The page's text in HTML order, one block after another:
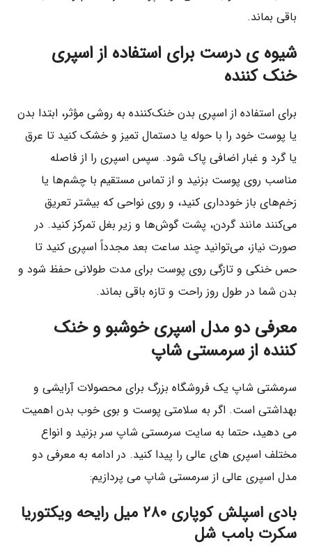
باقی بماند.
شیوه ی درست برای استفاده از اسپری
خنک کننده
برای استفاده از اسپری بدن خنک‌کننده به روشی مؤثر، ابتدا بدن
یا پوست خود را با حوله یا دستمال تمیز و خشک کنید تا عرق
یا گرد و غبار اضافی پاک شود. سپس اسپری را از فاصله
مناسب روی پوست بزنید و از تماس مستقیم با چشم‌ها یا
زخم‌های باز خودداری کنید، و روی نواحی که بیشتر تعریق
می‌کنند مانند گردن، پشت گوش‌ها و زیر بغل تمرکز کنید. در
صورت نیاز، می‌توانید چند ساعت بعد مجدداً اسپری کنید تا
حس خنکی و تازگی روی پوست برای مدت طولانی حفظ شود و
بدن شما در طول روز راحت و تازه باقی بماند.
معرفی دو مدل اسپری خوشبو و خنک
کننده از سرمستی شاپ
سرمشتی شاپ یک فروشگاه بزرگ برای محصولات آرایشی و
بهداشتی است. اگر به سلامتی پوست و بوی خوب بدن اهمیت
می دهید، حتما به سایت سرمستی شاپ سر بزنید و انواع
مختلف اسپری های عالی را پیدا کنید. در ادامه به معرفی دو
مدل اسپری عالی از سرمستی شاپ می پردازیم:
بادی اسپلش کوپاری ۲۸۰ میل رایحه ویکتوریا
سکرت بامب شل